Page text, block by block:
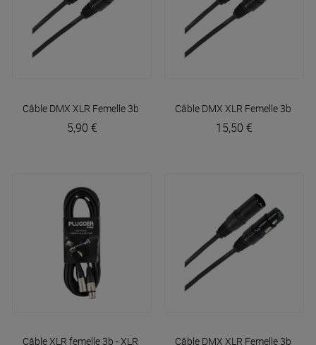
Câble DMX XLR Femelle 3b - XLR Mâle 3b 1m50 EasyPlugger
5,90 €
Câble DMX XLR Femelle 3b -
15,50 €
Câble XLR femelle 3b - XLR mâle 3b 6m EasyPlugger
Câble DMX XLR Femelle 3b -